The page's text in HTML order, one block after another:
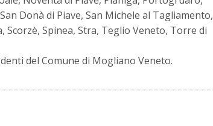
Donà di Piave, San Michele al Tagliamento,
Scorzè, Spinea, Stra, Teglio Veneto, Torre di
del Comune di Mogliano Veneto.